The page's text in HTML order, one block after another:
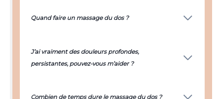
Quand faire un massage du dos ?
J’ai vraiment des douleurs profondes,
persistantes, pouvez-vous m’aider ?
Combien de temps dure le massage du dos ?